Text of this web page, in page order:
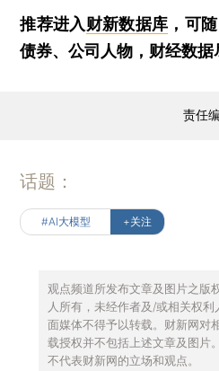
推荐进入财新数据库 ，可
债券、公司人物，财经数据
责任
话题：
#AI大模型 +关注
观点频道所发布文章及图片之版
人所有，未经作者及/或相关权
面媒体不得予以转载。财新网对
载授权并不包括上述文章及图片
不代表财新网的立场和观点。